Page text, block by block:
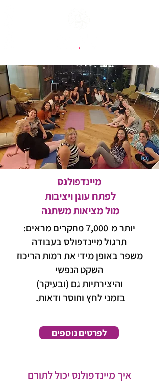
מיינדפולנס
לפתח עוגן ויציבות
מול מציאות משתנה
יותר מ-7,000 מחקרים מראים:
תרגול מיינדפולס בעבודה
משפר באופן מידי את רמות הריכוז
השקט הנפשי
והיצירתיות גם (ובעיקר)
בזמני לחץ וחוסר ודאות.
לפרטים נוספים
איך מיינדפולנס יכול לתורם